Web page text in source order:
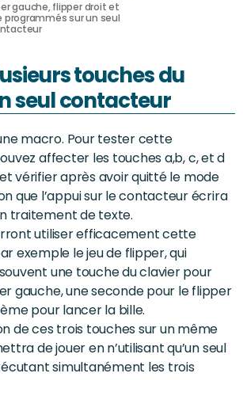
gauche, flipper droit et
sur un seul
touches du
seul contacteur
macro. Pour tester cette
affecter les touches a,b, c, et d
vérifier après avoir quitté le mode
que l’appui sur le contacteur écrira
traitement de texte.
utiliser efficacement cette
exemple le jeu de flipper, qui
une touche du clavier pour
gauche, une seconde pour le flipper
pour lancer la bille.
de ces trois touches sur un même
de jouer en n’utilisant qu’un seul
simultanément les trois